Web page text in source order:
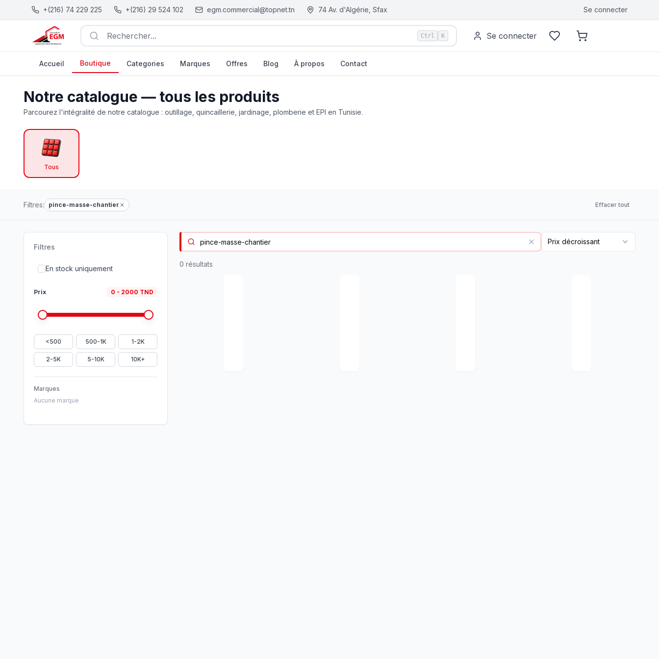
+(216) 74 229 225 +(216) 29 524 102 egm.commercial@topnet.tn 74 Av. d'Algérie, Sfax Se connecter
Rechercher... Ctrl K Se connecter
Accueil Boutique Categories Marques Offres Blog À propos Contact
Notre catalogue — tous les produits
Parcourez l'intégralité de notre catalogue : outillage, quincaillerie, jardinage, plomberie et EPI en Tunisie.
Tous
Filtres: pince-masse-chantier Effacer tout
Filtres
En stock uniquement
Prix 0 - 2000 TND
<500 500-1K 1-2K
2-5K 5-10K 10K+
Marques
Aucune marque
Prix décroissant
0 résultats